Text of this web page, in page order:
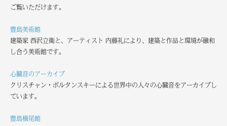
ご覧いただけます。
豊島美術館
建築家 西沢立衛と、アーティスト 内藤礼により、建築と作品と環境が融和
し合う美術館です。
心臓音のアーカイブ
クリスチャン・ボルタンスキーによる世界中の人々の心臓音をアーカイブし
ています。
豊島横尾館